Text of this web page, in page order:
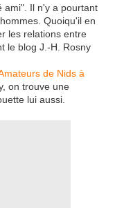
ami". Il n'y a pourtant
Quoiqu'il en
les relations entre
le blog J.-H. Rosny
de Nids à
on trouve une
lui aussi.